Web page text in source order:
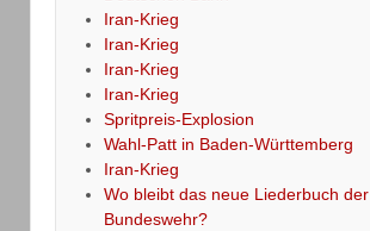
Iran-Krieg
Iran-Krieg
Iran-Krieg
Iran-Krieg
Spritpreis-Explosion
Wahl-Patt in Baden-Württemberg
Iran-Krieg
Wo bleibt das neue Liederbuch der
Bundeswehr?